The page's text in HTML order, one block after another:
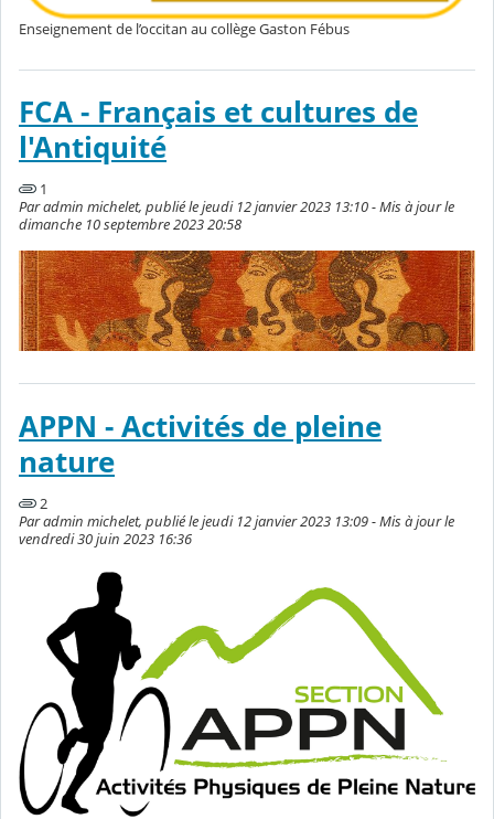
Enseignement de l’occitan au collège Gaston Fébus
FCA - Français et cultures de
l'Antiquité
1
Par admin michelet, publié le jeudi 12 janvier 2023 13:10 - Mis à jour le
dimanche 10 septembre 2023 20:58
APPN - Activités de pleine
nature
2
Par admin michelet, publié le jeudi 12 janvier 2023 13:09 - Mis à jour le
vendredi 30 juin 2023 16:36